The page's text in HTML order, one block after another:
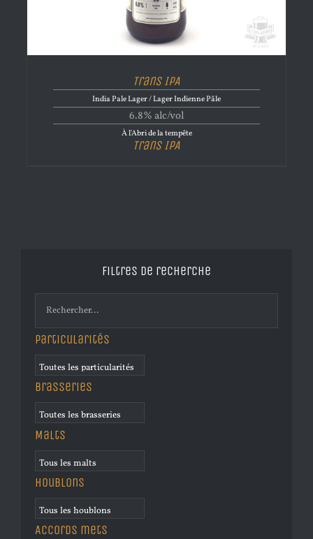
Trans IPA
India Pale Lager / Lager Indienne Pâle
6.8% alc/vol
À l'Abri de la tempête
Trans IPA
Filtres de recherche
Particularités
Brasseries
Malts
Houblons
Accords mets